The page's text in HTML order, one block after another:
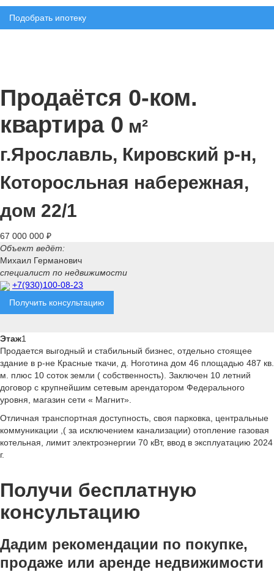
Подобрать ипотеку
Продаётся 0-ком.
квартира 0 м²
г.Ярославль, Кировский р-н,
Которосльная набережная,
дом 22/1
67 000 000 ₽
Объект ведёт:
Михаил Германович
специалист по недвижимости
+7(930)100-08-23
Получить консультацию
Этаж1
Продается выгодный и стабильный бизнес, отдельно стоящее
здание в р-не Красные ткачи, д. Ноготина дом 46 площадью 487 кв.
м. плюс 10 соток земли ( собственность). Заключен 10 летний
договор с крупнейшим сетевым арендатором Федерального
уровня, магазин сети « Магнит».
Отличная транспортная доступность, своя парковка, центральные
коммуникации ,( за исключением канализации) отопление газовая
котельная, лимит электроэнергии 70 кВт, ввод в эксплуатацию 2024
г.
Получи бесплатную
консультацию
Дадим рекомендации по покупке,
продаже или аренде недвижимости